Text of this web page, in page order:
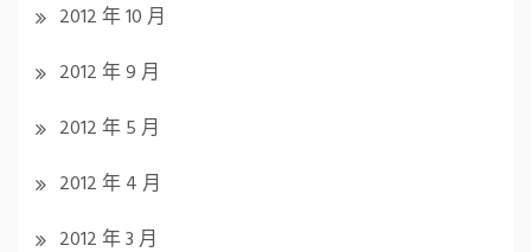
2012 年 10 月
2012 年 9 月
2012 年 5 月
2012 年 4 月
2012 年 3 月